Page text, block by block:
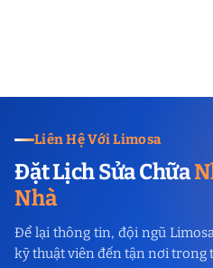
Liên Hệ Với Limosa
Đặt Lịch Sửa Chữa
Nhà
Để lại thông tin, đội ngũ
kỹ thuật viên đến tận nơi trong